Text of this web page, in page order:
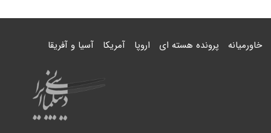
خاورمیانه پرونده هسته ای اروپا آمریکا آسیا و آفریقا